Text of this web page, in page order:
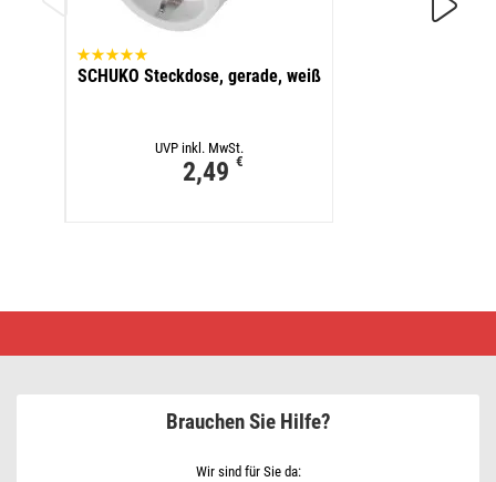
SCHUKO Steckdose, gerade, weiß
UVP inkl. MwSt.
2,49 €
3x
Brauchen Sie Hilfe?
Wir sind für Sie da: